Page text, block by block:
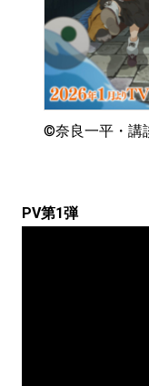
©奈良一平・講
PV第1弾